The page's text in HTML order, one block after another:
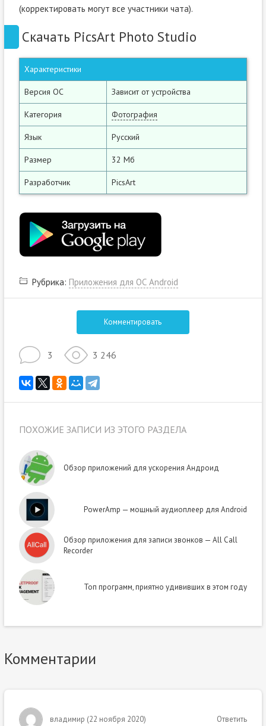
(корректировать могут все участники чата).
Скачать PicsArt Photo Studio
Характеристики
Версия ОС Зависит от устройства
Категория Фотография
Язык Русский
Размер 32 Мб
Разработчик PicsArt
Рубрика: Приложения для ОС Android
Комментировать
3 3 246
ПОХОЖИЕ ЗАПИСИ ИЗ ЭТОГО РАЗДЕЛА
Обзор приложений для ускорения Андроид
PowerAmp — мощный аудиоплеер для Android
Обзор приложения для записи звонков — All Call
Recorder
Топ программ, приятно удививших в этом году
Комментарии
владимир (22 ноября 2020) Ответить